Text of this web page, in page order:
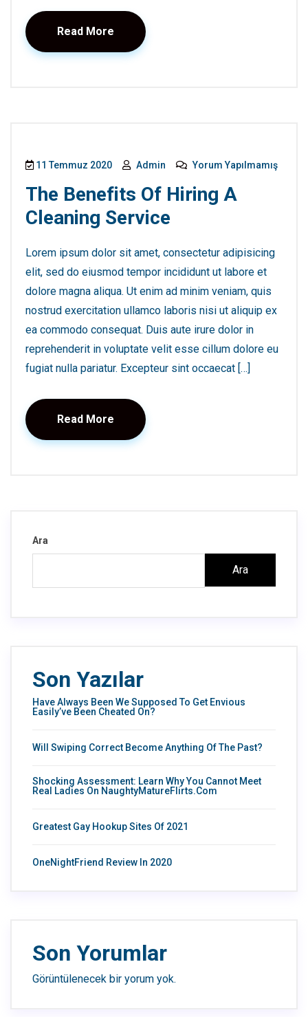
Read More
11 Temmuz 2020 Admin Yorum Yapılmamış
The Benefits Of Hiring A
Cleaning Service
Lorem ipsum dolor sit amet, consectetur adipisicing
elit, sed do eiusmod tempor incididunt ut labore et
dolore magna aliqua. Ut enim ad minim veniam, quis
nostrud exercitation ullamco laboris nisi ut aliquip ex
ea commodo consequat. Duis aute irure dolor in
reprehenderit in voluptate velit esse cillum dolore eu
fugiat nulla pariatur. Excepteur sint occaecat […]
Read More
Ara
Ara
Son Yazılar
Have Always Been We Supposed To Get Envious
Easily’ve Been Cheated On?
Will Swiping Correct Become Anything Of The Past?
Shocking Assessment: Learn Why You Cannot Meet
Real Ladies On NaughtyMatureFlirts.com
Greatest Gay Hookup Sites Of 2021
OneNightFriend Review In 2020
Son Yorumlar
Görüntülenecek bir yorum yok.